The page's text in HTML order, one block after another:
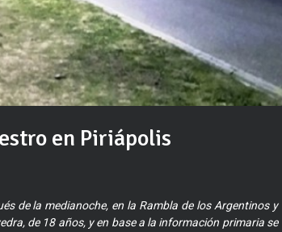
en Piriápolis
de la medianoche, en la Rambla de los Argentinos y
de 18 años, y en base a la información primaria se